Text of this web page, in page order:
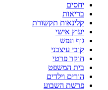
יחסים
בריאות
קלינאות תקשורת
יעוץ אישי
גוף ונפש
קובי עיצבני
חוקר פרטי
בית המשפט
הורים וילדים
פרשת השבוע